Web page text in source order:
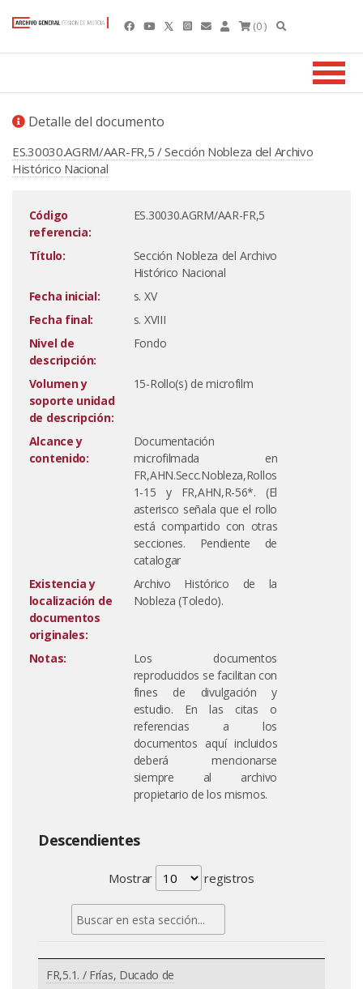
(0 )
Detalle del documento
ES.30030.AGRM/AAR-FR,5 / Sección Nobleza del Archivo
Histórico Nacional
Código
referencia:
ES.30030.AGRM/AAR-FR,5
Título:
Sección Nobleza del Archivo
Histórico Nacional
Fecha inicial:
s. XV
Fecha final:
s. XVIII
Nivel de
descripción:
Fondo
Volumen y
soporte unidad
de descripción:
15-Rollo(s) de microfilm
Alcance y
contenido:
Documentación
microfilmada en
FR,AHN.Secc.Nobleza,Rollos
1-15 y FR,AHN,R-56*. (El
asterisco señala que el rollo
está compartido con otras
secciones. Pendiente de
catalogar
Existencia y
localización de
documentos
originales:
Archivo Histórico de la
Nobleza (Toledo).
Notas:
Los documentos
reproducidos se facilitan con
fines de divulgación y
estudio. En las citas o
referencias a los
documentos aquí incluidos
deberá mencionarse
siempre al archivo
propietario de los mismos.
Descendientes
Mostrar registros
FR,5.1. / Frías, Ducado de